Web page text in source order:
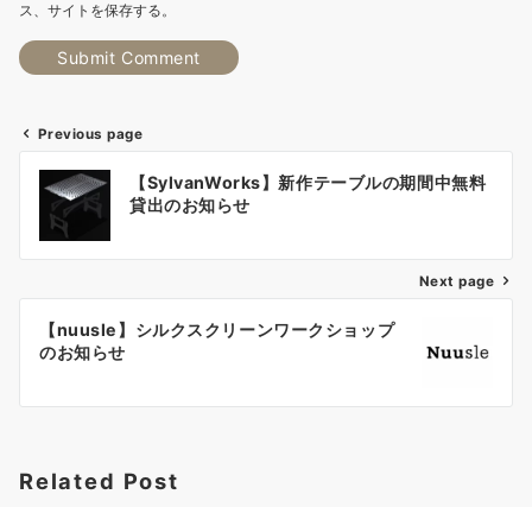
ス、サイトを保存する。
Previous page
【SylvanWorks】新作テーブルの期間中無料
貸出のお知らせ
Next page
【nuusle】シルクスクリーンワークショップ
のお知らせ
Related Post